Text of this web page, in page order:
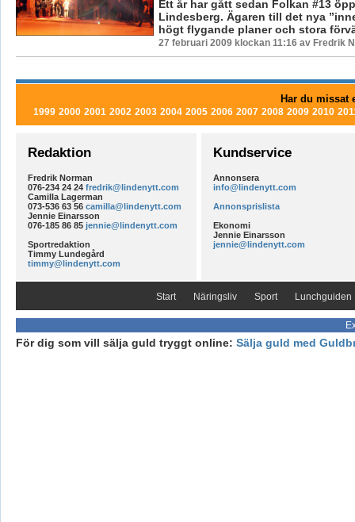
Ett år har gått sedan Folkan #13
Lindesberg. Ägaren till det nya
högt flygande planer och stora
27 februari 2009 klockan 11:16 av Fredrik
Har du missat
1999 2000 2001 2002 2003 2004 2005 2006 2007 2008 2009 2010
Redaktion
Fredrik Norman
076-234 24 24 fredrik@lindenytt.com
Camilla Lagerman
073-536 63 56 camilla@lindenytt.com
Jennie Einarsson
076-185 86 85 jennie@lindenytt.com
Sportredaktion
Timmy Lundegård
timmy@lindenytt.com
Kundservice
Annonsera
info@lindenytt.com
Annonsprislista
Ekonomi
Jennie Einarsson
jennie@lindenytt.com
Start Näringsliv Sport Lunchguiden
För dig som vill sälja guld tryggt online: Sälja guld med